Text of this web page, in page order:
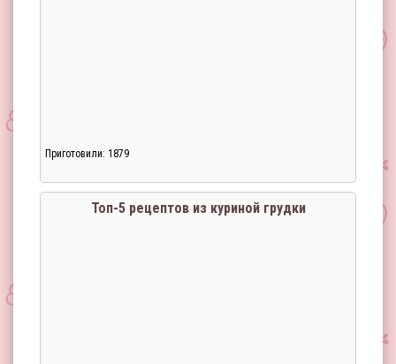
Приготовили: 1879
Топ-5 рецептов из куриной грудки